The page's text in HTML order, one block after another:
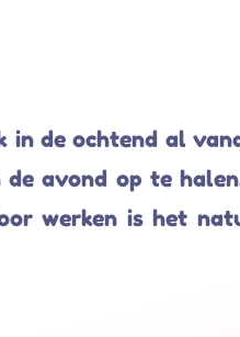
in de ochtend al
avond op te
werken is het